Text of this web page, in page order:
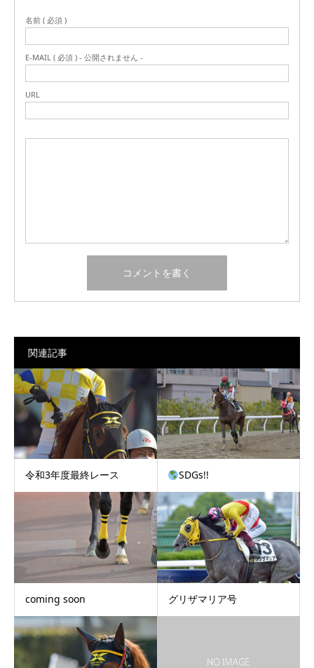
名前 ( 必須 )
E-MAIL ( 必須 ) - 公開されません -
URL
関連記事
令和3年度最終レース SDGs!!
coming soon グリザマリア号